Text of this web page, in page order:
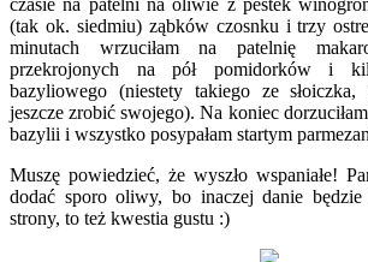
(tak ok. siedmiu) ząbków czosnku i trzy
minutach wrzuciłam na patelnię
przekrojonych na pół pomidorków i
bazyliowego (niestety takiego ze słoiczka,
jeszcze zrobić swojego). Na koniec
bazylii i wszystko posypałam startym
Muszę powiedzieć, że wyszło wspaniałe!
dodać sporo oliwy, bo inaczej danie
strony, to też kwestia gustu :)